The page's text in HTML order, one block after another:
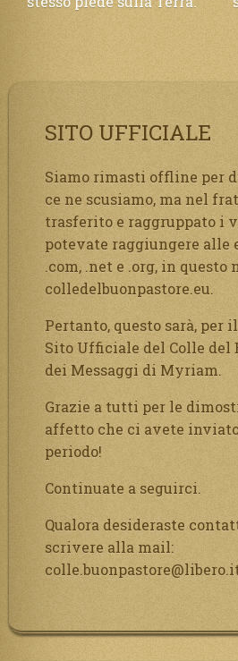
articoli
SITO UFFICIALE
Siamo rimasti offline per
ce ne scusiamo, ma nel
trasferito e raggruppato i
potevate raggiungere alle
.com, .net e .org, in questo
colledelbuonpastore.eu.
Pertanto, questo sarà, per
Sito Ufficiale del Colle del
dei Messaggi di Myriam.
Grazie a tutti per le
affetto che ci avete
periodo!
Continuate a seguirci.
Qualora desideraste
scrivere alla mail: